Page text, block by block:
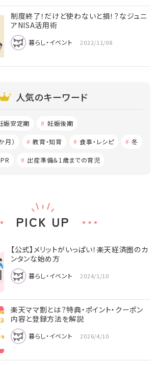
制度終了！だけど使わないと損！？なジュニ
アNISA活用術
暮らし・イベント 2022/11/08
人気のキーワード
娠安定期 妊娠後期
月） 教育・知育 食事・レシピ 冬
PR 出産準備＆1歳までの育児
PICK UP
【公式】メリットがいっぱい！楽天経済圏のカ
ンタンな始め方
暮らし・イベント 2024/1/10
楽天ママ割とは？特典・ポイント・クーポン
内容と登録方法を解説
暮らし・イベント 2026/4/10